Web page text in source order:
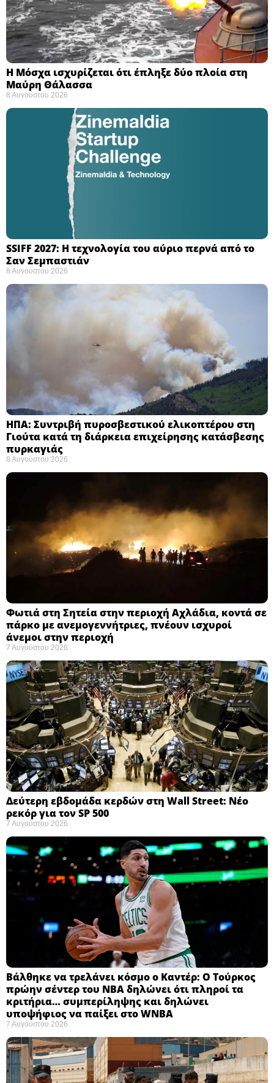
Η Μόσχα ισχυρίζεται ότι έπληξε δύο πλοία στη
Μαύρη Θάλασσα ​
8 Αυγούστου 2026
SSIFF 2027: Η τεχνολογία του αύριο περνά από το
Σαν Σεμπαστιάν ​
8 Αυγούστου 2026
ΗΠΑ: Συντριβή πυροσβεστικού ελικοπτέρου στη
Γιούτα κατά τη διάρκεια επιχείρησης κατάσβεσης
πυρκαγιάς ​
8 Αυγούστου 2026
Φωτιά στη Σητεία στην περιοχή Αχλάδια, κοντά σε
πάρκο με ανεμογεννήτριες, πνέουν ισχυροί
άνεμοι στην περιοχή
7 Αυγούστου 2026
Δεύτερη εβδομάδα κερδών στη Wall Street: Νέο
ρεκόρ για τον SP 500
7 Αυγούστου 2026
Βάλθηκε να τρελάνει κόσμο ο Καντέρ: Ο Τούρκος
πρώην σέντερ του NBA δηλώνει ότι πληροί τα
κριτήρια… συμπερίληψης και δηλώνει
υποψήφιος να παίξει στο WNBA
7 Αυγούστου 2026